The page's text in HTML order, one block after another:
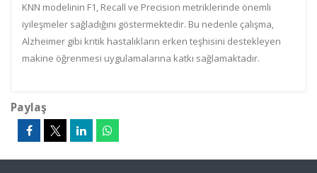
KNN modelinin F1, Recall ve Precision metriklerinde önemli
iyileşmeler sağladığını göstermektedir. Bu nedenle çalışma,
Alzheimer gibi kritik hastalıkların erken teşhisini destekleyen
makine öğrenmesi uygulamalarına katkı sağlamaktadır.
Paylaş